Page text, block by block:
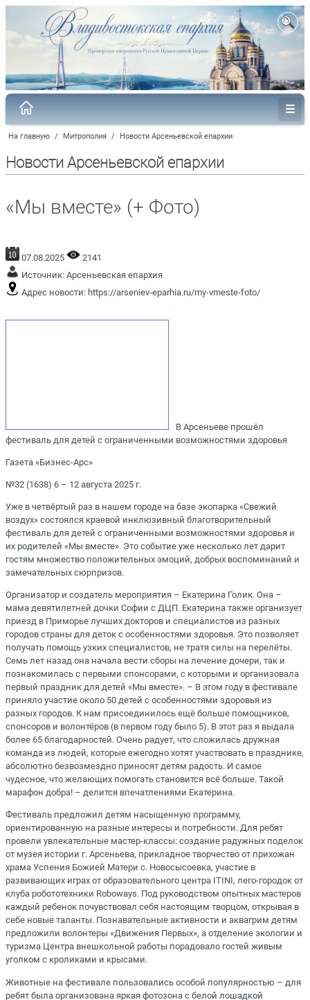
На главную / Митрополия / Новости Арсеньевской епархии
Новости Арсеньевской епархии
«Мы вместе» (+ Фото)
07.08.2025
2141
Источник: Арсеньевская епархия
Адрес новости: https://arseniev-eparhia.ru/my-vmeste-foto/
В Арсеньеве прошёл
фестиваль для детей с ограниченными возможностями здоровья
Газета «Бизнес-Арс»
№32 (1638) 6 – 12 августа 2025 г.
Уже в четвёртый раз в нашем городе на базе экопарка «Свежий
воздух» состоялся краевой инклюзивный благотворительный
фестиваль для детей с ограниченными возможностями здоровья и
их родителей «Мы вместе». Это событие уже несколько лет дарит
гостям множество положительных эмоций, добрых воспоминаний и
замечательных сюрпризов.
Организатор и создатель мероприятия – Екатерина Голик. Она –
мама девятилетней дочки Софии с ДЦП. Екатерина также организует
приезд в Приморье лучших докторов и специалистов из разных
городов страны для деток с особенностями здоровья. Это позволяет
получать помощь узких специалистов, не тратя силы на перелёты.
Семь лет назад она начала вести сборы на лечение дочери, так и
познакомилась с первыми спонсорами, с которыми и организовала
первый праздник для детей «Мы вместе». – В этом году в фестивале
приняло участие около 50 детей с особенностями здоровья из
разных городов. К нам присоединилось ещё больше помощников,
спонсоров и волонтёров (в первом году было 5). В этот раз я выдала
более 65 благодарностей. Очень радует, что сложилась дружная
команда из людей, которые ежегодно хотят участвовать в празднике,
абсолютно безвозмездно приносят детям радость. И самое
чудесное, что желающих помогать становится всё больше. Такой
марафон добра! – делится впечатлениями Екатерина.
Фестиваль предложил детям насыщенную программу,
ориентированную на разные интересы и потребности. Для ребят
провели увлекательные мастер-классы: создание радужных поделок
от музея истории г. Арсеньева, прикладное творчество от прихожан
храма Успения Божией Матери с. Новосысоевка, участие в
развивающих играх от образовательного центра ITINI, лего-городок от
клуба робототехники Roboways. Под руководством опытных мастеров
каждый ребенок почувствовал себя настоящим творцом, открывая в
себе новые таланты. Познавательные активности и аквагрим детям
предложили волонтеры «Движения Первых», а отделение экологии и
туризма Центра внешкольной работы порадовало гостей живым
уголком с кроликами и крысами.
Животные на фестивале пользовались особой популярностью – для
ребят была организована яркая фотозона с белой лошадкой